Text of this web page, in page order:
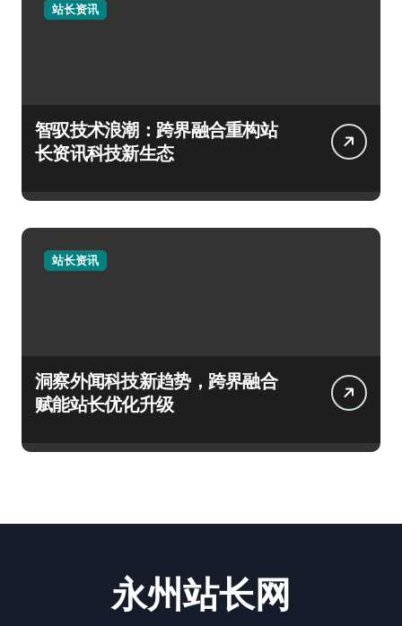
站长资讯
智驭技术浪潮：跨界融合重构站
长资讯科技新生态
站长资讯
洞察外闻科技新趋势，跨界融合
赋能站长优化升级
永州站长网